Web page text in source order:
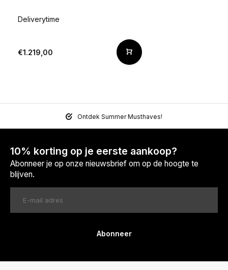
Deliverytime
€1.219,00
Ontdek Summer Musthaves!
10% korting op je eerste aankoop?
Abonneer je op onze nieuwsbrief om op de hoogte te
blijven.
Abonneer